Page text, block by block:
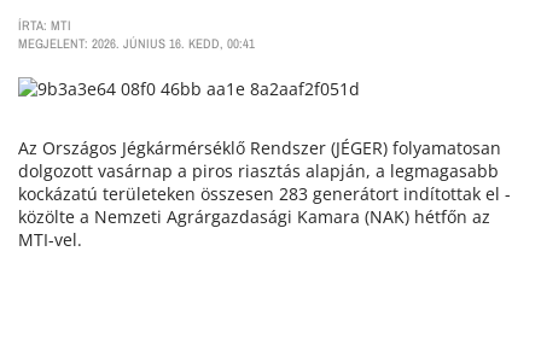
ÍRTA: MTI
MEGJELENT: 2026. JÚNIUS 16. KEDD, 00:41
Az Országos Jégkármérséklő Rendszer (JÉGER) folyamatosan
dolgozott vasárnap a piros riasztás alapján, a legmagasabb
kockázatú területeken összesen 283 generátort indítottak el -
közölte a Nemzeti Agrárgazdasági Kamara (NAK) hétfőn az
MTI-vel.